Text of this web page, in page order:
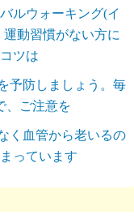
ルウォーキング(イ
動習慣がない方に
ツは
予防しましょう。毎
、ご注意を
く血管から老いるの
っています